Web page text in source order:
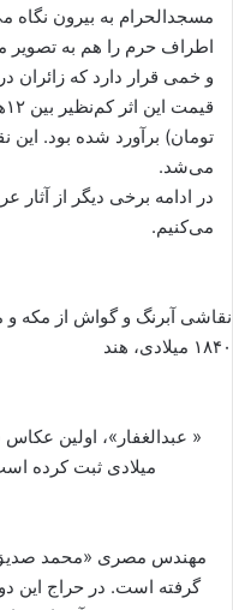
مسجدالحرام به بیرون
اطراف حرم را هم به
و خمی قرار دارد که
تومان) برآورد شده بود. این
می‌شد.
در ادامه برخی دیگر از
می‌کنیم.
۱۸۴۰ میلادی، هند
میلادی ثبت کرده است.